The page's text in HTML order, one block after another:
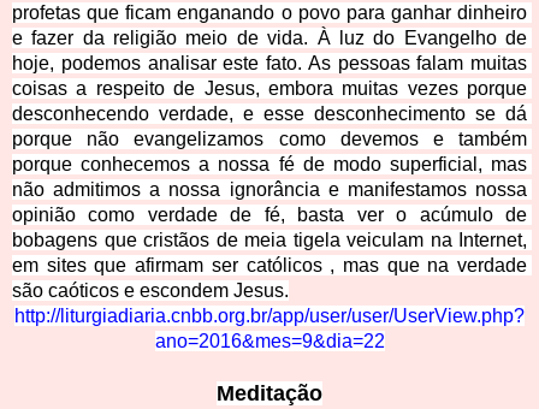
profetas que ficam enganando o povo para ganhar dinheiro
e fazer da religião meio de vida. À luz do Evangelho de
hoje, podemos analisar este fato. As pessoas falam muitas
coisas a respeito de Jesus, embora muitas vezes porque
desconhecendo verdade, e esse desconhecimento se dá
porque não evangelizamos como devemos e também
porque conhecemos a nossa fé de modo superficial, mas
não admitimos a nossa ignorância e manifestamos nossa
opinião como verdade de fé, basta ver o acúmulo de
bobagens que cristãos de meia tigela veiculam na Internet,
em sites que afirmam ser católicos , mas que na verdade
são caóticos e escondem Jesus.
http://liturgiadiaria.cnbb.org.br/app/user/user/UserView.php?
ano=2016&mes=9&dia=22
Meditação